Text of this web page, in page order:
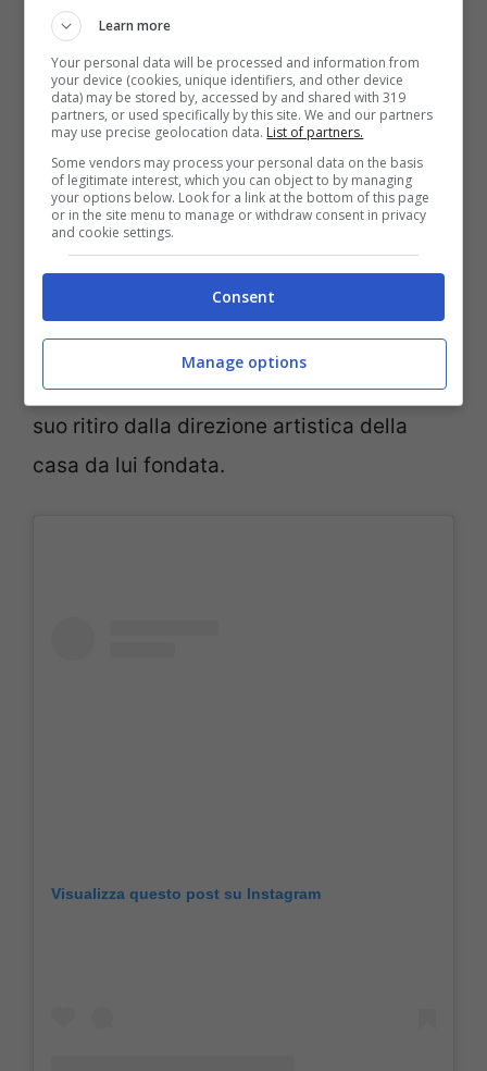
accordo da 500 miliardi di lire con Hdp, in
parte controllata da Gianni Agnelli. Nel
2002 la Hdp ha venduto la Valentino spa
per circa 240 milioni di euro al gruppo
Marzotto, che a sua volta nel 2007 ha
ceduto la maggioranza al fondo Permira,
private equity con sede a Londra, per 5,3
. Nell’autunno del 2007, in
un grande evento a Roma per i 45 anni
della maison, Valentino ha annunciato il
suo ritiro dalla direzione artistica della
casa da lui fondata.
Visualizza questo post su Instagram
Learn more
Your personal data will be processed and information from
your device (cookies, unique identifiers, and other device
data) may be stored by, accessed by and shared with 319
partners, or used specifically by this site. We and our partners
may use precise geolocation data. List of partners.
Some vendors may process your personal data on the basis
of legitimate interest, which you can object to by managing
your options below. Look for a link at the bottom of this page
or in the site menu to manage or withdraw consent in privacy
and cookie settings.
Consent
Manage options